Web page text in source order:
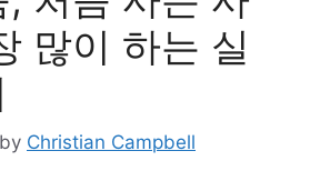
많이 하는 실
by Christian Campbell